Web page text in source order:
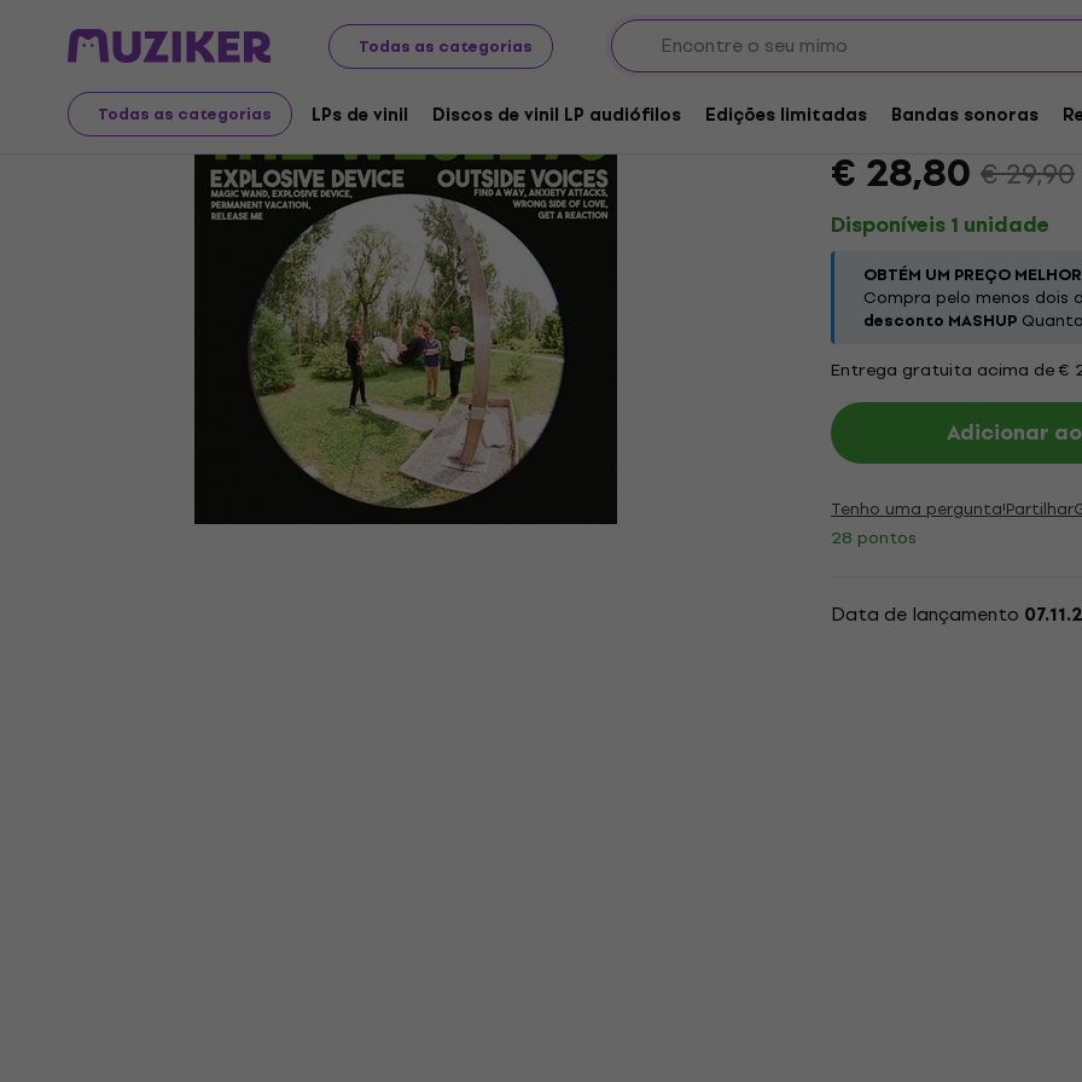
Todas as categorias
Todas as categorias LPs de vinil Discos de vinil LP audiófilos Edições limitadas Bandas sonoras
Discos LP e CDs LPs de vinil
The Wesleys -
Marca: The WesleysCódigo do
€ 28,80 € 29,90
Disponíveis 1 unidade
OBTÉM UM PREÇO MELHOR
Compra pelo menos dois
desconto MASHUP
Entrega gratuita acima de €
Adicionar
Tenho uma pergunta!Partilhar
28 pontos
Data de lançamento